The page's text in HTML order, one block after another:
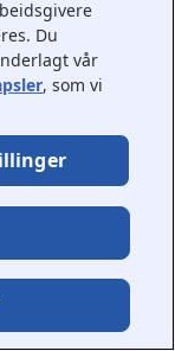
Du
vår
, som vi